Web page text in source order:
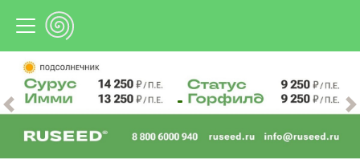
Предыдущий